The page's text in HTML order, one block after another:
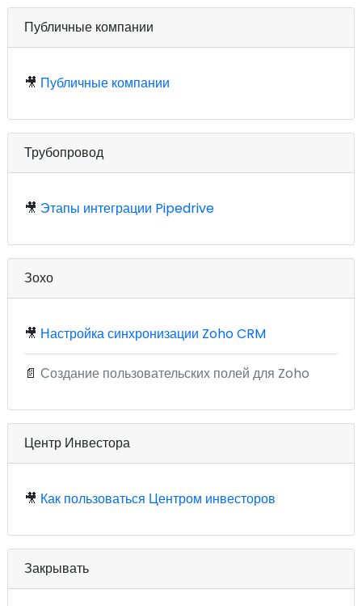
Публичные компании
🎥 Публичные компании
Трубопровод
🎥 Этапы интеграции Pipedrive
Зохо
🎥 Настройка синхронизации Zoho CRM
📄 Создание пользовательских полей для Zoho
Центр Инвестора
🎥 Как пользоваться Центром инвесторов
Закрывать